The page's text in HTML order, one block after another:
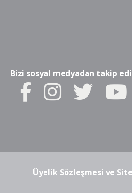
Bizi sosyal medyadan takip
Üyelik Sözleşmesi ve